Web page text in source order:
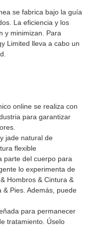
se fabrica bajo la guía
La eficiencia y los
y minimizan. Para
Limited lleva a cabo un
online se realiza con
para garantizar
jade natural de
flexible
parte del cuerpo para
lo experimenta de
Hombros & Cintura &
& Pies. Además, puede
para permanecer
tratamiento. Úselo